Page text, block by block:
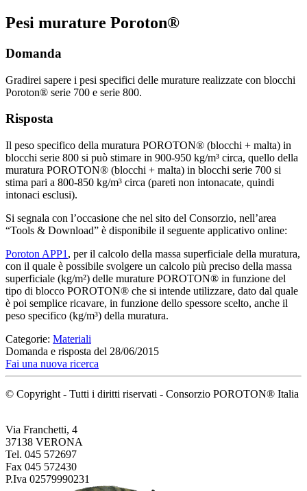
Pesi murature Poroton®
Domanda
Gradirei sapere i pesi specifici delle murature realizzate con blocchi
Poroton® serie 700 e serie 800.
Risposta
Il peso specifico della muratura POROTON® (blocchi + malta) in
blocchi serie 800 si può stimare in 900-950 kg/m³ circa, quello della
muratura POROTON® (blocchi + malta) in blocchi serie 700 si
stima pari a 800-850 kg/m³ circa (pareti non intonacate, quindi
intonaci esclusi).
Si segnala con l’occasione che nel sito del Consorzio, nell’area
“Tools & Download” è disponibile il seguente applicativo online:
Poroton APP1 , per il calcolo della massa superficiale della muratura,
con il quale è possibile svolgere un calcolo più preciso della massa
superficiale (kg/m²) delle murature POROTON® in funzione del
tipo di blocco POROTON® che si intende utilizzare, dato dal quale
è poi semplice ricavare, in funzione dello spessore scelto, anche il
peso specifico (kg/m³) della muratura.
Categorie: Materiali
Domanda e risposta del 28/06/2015
Fai una nuova ricerca
© Copyright - Tutti i diritti riservati - Consorzio POROTON® Italia
Via Franchetti, 4
37138 VERONA
Tel. 045 572697
Fax 045 572430
P.Iva 02579990231